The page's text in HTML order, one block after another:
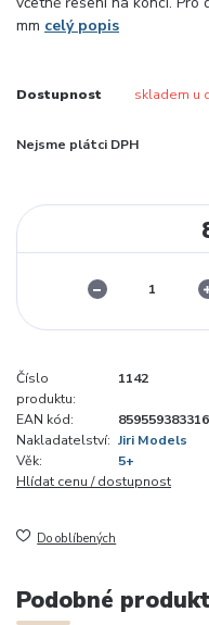
mm celý popis
Dostupnost skladem u
Nejsme plátci DPH
Číslo
produktu:
1142
EAN kód:
Nakladatelství: Jiri Models
Věk:
5+
Hlídat cenu / dostupnost
Do oblíbených
Podobné